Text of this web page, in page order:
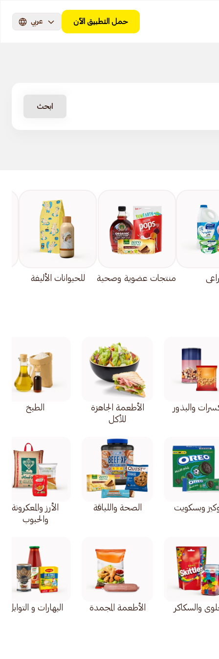
حمل التطبيق الآن عربي
ابحث
منتجات عضوية وصحية للحيوانات الأليفة
والبذور
وبسكويت
والسكاكر
الأطعمة الجاهزة
للأكل
الصحة واللياقة
الأطعمة المجمدة
الطبخ
الأرز والمعكرونة
والحبوب
البهارات و التوابل